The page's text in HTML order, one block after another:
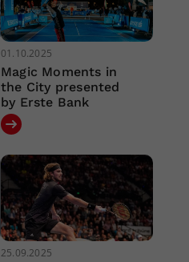
01.10.2025
Magic Moments in
the City presented
by Erste Bank
25.09.2025